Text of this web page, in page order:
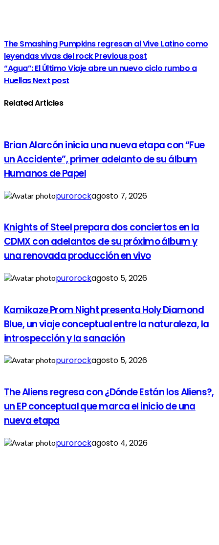
The Smashing Pumpkins regresan al Vive Latino como
leyendas vivas del rockPrevious post
“Agua”: El Último Viaje abre un nuevo ciclo rumbo a
HuellasNext post
Related Articles
Brian Alarcón inicia una nueva etapa con “Fue
un Accidente”, primer adelanto de su álbum
Humanos de Papel
purorockagosto 7, 2026
Knights of Steel prepara dos conciertos en la
CDMX con adelantos de su próximo álbum y
una renovada producción en vivo
purorockagosto 5, 2026
Kamikaze Prom Night presenta Holy Diamond
Blue, un viaje conceptual entre la naturaleza, la
introspección y la sanación
purorockagosto 5, 2026
The Aliens regresa con ¿Dónde Están los Aliens?,
un EP conceptual que marca el inicio de una
nueva etapa
purorockagosto 4, 2026